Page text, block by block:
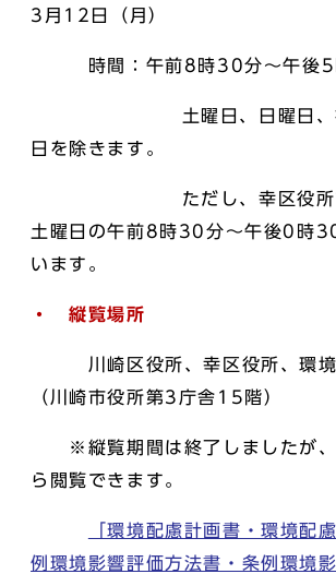
3月12日（月）
時間：午前8時30分～午後5
土曜日、日曜日、祝日
日を除きます。
ただし、幸区役所で
土曜日の午前8時30分～午後0時
います。
・ 縦覧場所
川崎区役所、幸区役所、環境
（川崎市役所第3庁舎15階）
※縦覧期間は終了しましたが、
ら閲覧できます。
「環境配慮計画書・環境配
例環境影響評価方法書・条例環境